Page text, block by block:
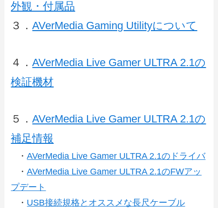
外観・付属品
３．AVerMedia Gaming Utilityについて
４．AVerMedia Live Gamer ULTRA 2.1の
検証機材
５．AVerMedia Live Gamer ULTRA 2.1の
補足情報
・AVerMedia Live Gamer ULTRA 2.1のドライバ
・AVerMedia Live Gamer ULTRA 2.1のFWアッ
プデート
・ USB接続規格とオススメな長尺ケーブル